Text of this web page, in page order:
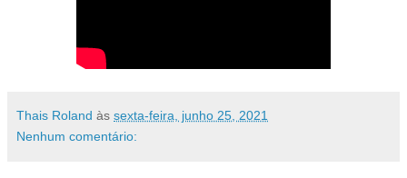
Thais Roland às sexta-feira, junho 25, 2021
Nenhum comentário: